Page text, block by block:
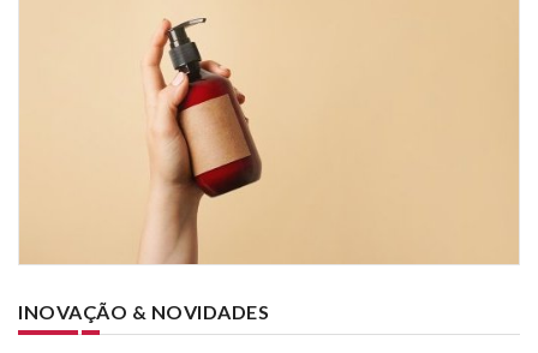
INOVAÇÃO & NOVIDADES